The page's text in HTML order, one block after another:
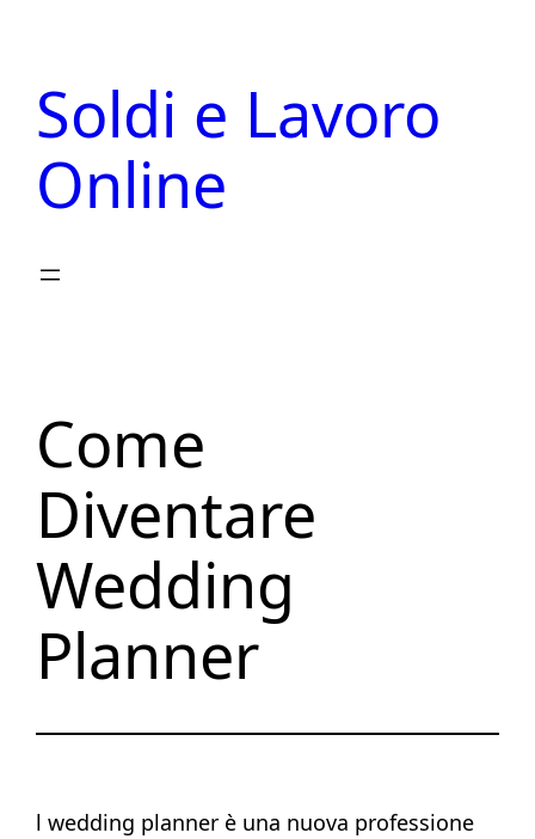
contenuto
Soldi e Lavoro
Online
Come
Diventare
Wedding
Planner
l wedding planner è una nuova professione